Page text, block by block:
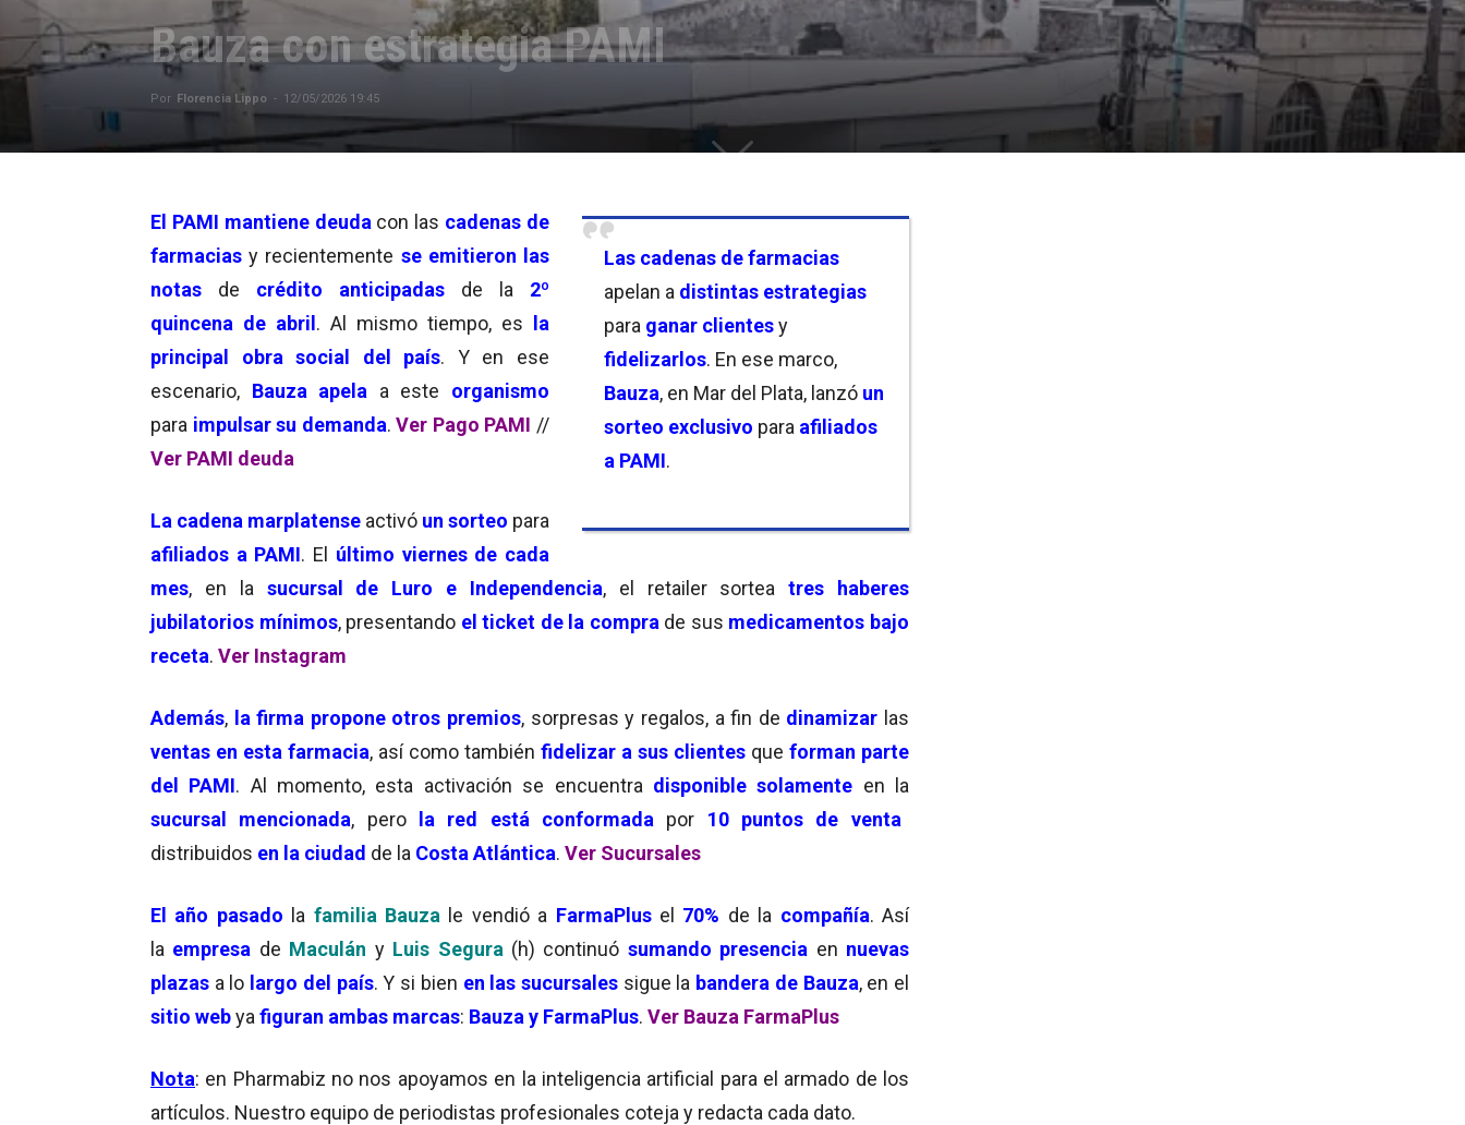
Bauza con estrategia PAMI
Por Florencia Lippo - 12/05/2026 19:45
Las cadenas de farmacias
apelan a distintas estrategias
para ganar clientesy
fidelizarlos. En ese marco,
Bauza, en Mar del Plata, lanzó un
sorteo exclusivo para afiliados
a PAMI.
El PAMI mantiene deuda con las cadenas de
farmacias y recientemente se emitieron las
notas de crédito anticipadas de la 2º
quincena de abril. Al mismo tiempo, es la
principal obra social del país. Y en ese
escenario, Bauza apela a este organismo
para impulsar su demanda.Ver Pago PAMI //
Ver PAMI deuda
La cadena marplatense activó un sorteo para
afiliados a PAMI. El último viernes de cada
mes, en la sucursal de Luro e Independencia, el retailer sorteatres haberes
jubilatorios mínimos, presentando el ticket de la compra de sus medicamentos bajo
receta. Ver Instagram
Además, la firma propone otros premios, sorpresas y regalos, a fin de dinamizar las
ventas en esta farmacia, así como también fidelizar a sus clientes que forman parte
del PAMI. Al momento, esta activación se encuentra disponible solamente en la
sucursal mencionada, pero la red está conformada por 10 puntos de venta
distribuidos en la ciudad de la Costa Atlántica. Ver Sucursales
El año pasado la familia Bauza le vendió a FarmaPlus el 70% de la compañía. Así
la empresa de Maculán y Luis Segura (h) continuó sumando presencia en nuevas
plazas a lo largo del país. Y si bien en las sucursales sigue la bandera de Bauza, en el
sitio webya figuran ambas marcas: Bauza y FarmaPlus. Ver Bauza FarmaPlus
Nota: en Pharmabiz no nos apoyamos en la inteligencia artificial para el armado de los
artículos. Nuestro equipo de periodistas profesionales coteja y redacta cada dato.